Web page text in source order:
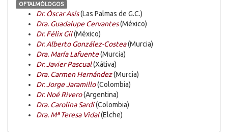
OFTALMÓLOGOS
Dr. Óscar Asís(Las Palmas de G.C.)
Dra. Guadalupe Cervantes(México)
Dr. Félix Gil(México)
Dr. Alberto González-Costea(Murcia)
Dra. María Lafuente(Murcia)
Dr. Javier Pascual(Xátiva)
Dra. Carmen Hernández(Murcia)
Dr. Jorge Jaramillo(Colombia)
Dr. Noé Rivero(Argentina)
Dra. Carolina Sardi(Colombia)
Dra. Mª Teresa Vidal(Elche)